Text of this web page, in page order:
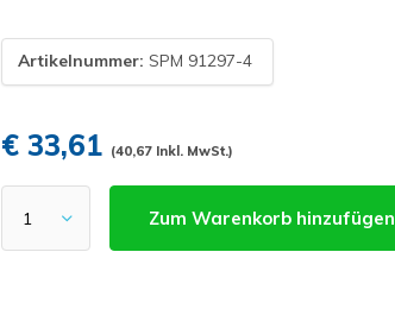
Artikelnummer: SPM 91297-4
€ 33,61 (40,67 Inkl. MwSt.)
Zum Warenkorb hinzufügen